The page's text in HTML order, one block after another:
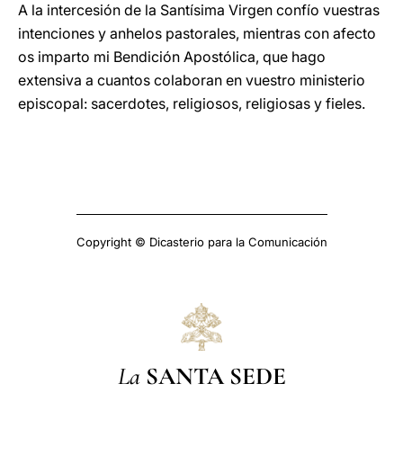
A la intercesión de la Santísima Virgen confío vuestras
intenciones y anhelos pastorales, mientras con afecto
os imparto mi Bendición Apostólica, que hago
extensiva a cuantos colaboran en vuestro ministerio
episcopal: sacerdotes, religiosos, religiosas y fieles.
Copyright © Dicasterio para la Comunicación
La SANTA SEDE